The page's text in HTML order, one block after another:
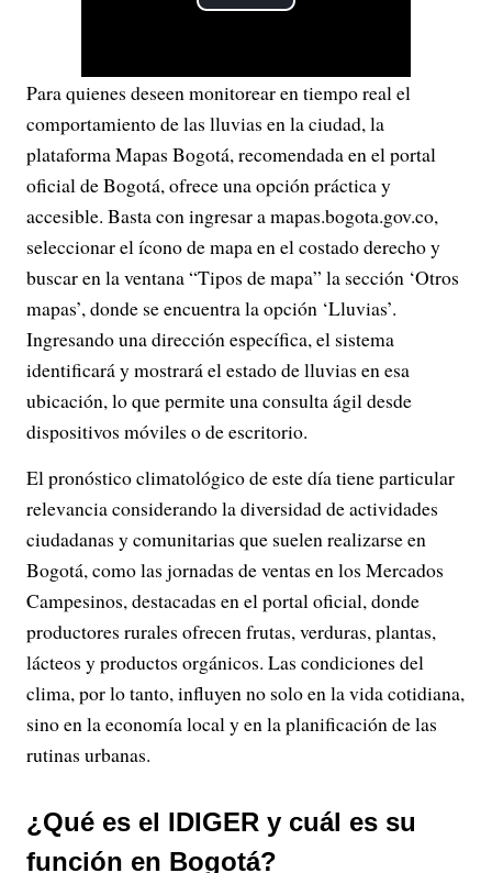
P
a
y
V
i
d
e
o
Para quienes deseen monitorear en tiempo real el
comportamiento de las lluvias en la ciudad, la
plataforma Mapas Bogotá, recomendada en el portal
oficial de Bogotá, ofrece una opción práctica y
accesible. Basta con ingresar a mapas.bogota.gov.co,
seleccionar el ícono de mapa en el costado derecho y
buscar en la ventana “Tipos de mapa” la sección ‘Otros
mapas’, donde se encuentra la opción ‘Lluvias’.
Ingresando una dirección específica, el sistema
identificará y mostrará el estado de lluvias en esa
ubicación, lo que permite una consulta ágil desde
dispositivos móviles o de escritorio.
El pronóstico climatológico de este día tiene particular
relevancia considerando la diversidad de actividades
ciudadanas y comunitarias que suelen realizarse en
Bogotá, como las jornadas de ventas en los Mercados
Campesinos, destacadas en el portal oficial, donde
productores rurales ofrecen frutas, verduras, plantas,
lácteos y productos orgánicos. Las condiciones del
clima, por lo tanto, influyen no solo en la vida cotidiana,
sino en la economía local y en la planificación de las
rutinas urbanas.
¿Qué es el IDIGER y cuál es su
función en Bogotá?